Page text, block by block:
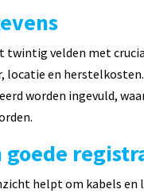
twintig velden met
locatie en
worden ingevuld,
goede
helpt om kabels